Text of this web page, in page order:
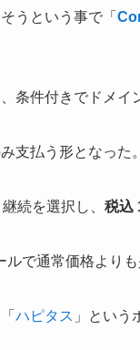
うという事で「
条件付きでドメイ
支払う形となった。
続を選択し、 税込
ルで通常価格より
ハピタス 」とい